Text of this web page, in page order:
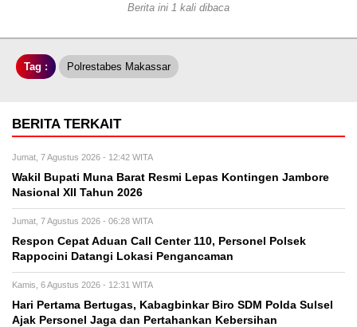
Berita ini 1 kali dibaca
Tag : Polrestabes Makassar
BERITA TERKAIT
Jumat, 7 Agustus 2026 - 12:42 WITA
Wakil Bupati Muna Barat Resmi Lepas Kontingen Jambore
Nasional XII Tahun 2026
Jumat, 7 Agustus 2026 - 06:28 WITA
Respon Cepat Aduan Call Center 110, Personel Polsek
Rappocini Datangi Lokasi Pengancaman
Kamis, 6 Agustus 2026 - 12:31 WITA
Hari Pertama Bertugas, Kabagbinkar Biro SDM Polda Sulsel
Ajak Personel Jaga dan Pertahankan Kebersihan